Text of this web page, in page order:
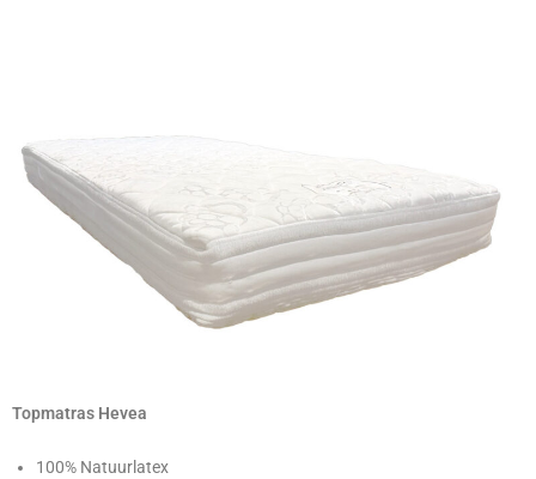
Topmatras Hevea
100% Natuurlatex